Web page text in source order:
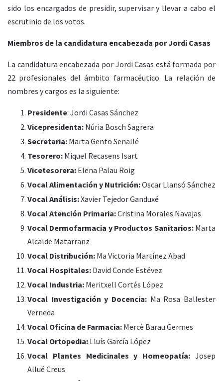
sido los encargados de presidir, supervisar y llevar a cabo el
escrutinio de los votos.
Miembros de la candidatura encabezada por Jordi Casas
La candidatura encabezada por Jordi Casas está formada por
22 profesionales del ámbito farmacéutico. La relación de
nombres y cargos es la siguiente:
Presidente: Jordi Casas Sánchez
Vicepresidenta: Núria Bosch Sagrera
Secretaria: Marta Gento Senallé
Tesorero: Miquel Recasens Isart
Vicetesorera: Elena Palau Roig
Vocal Alimentación y Nutrición:Oscar Llansó Sánchez
Vocal Análisis:Xavier Tejedor Ganduxé
Vocal Atención Primaria:Cristina Morales Navajas
Vocal Dermofarmacia y Productos Sanitarios:Marta
Alcalde Matarranz
Vocal Distribución: Ma Victoria Martínez Abad
Vocal Hospitales: David Conde Estévez
Vocal Industria: Meritxell Cortés López
Vocal Investigación y Docencia: Ma Rosa Ballester
Verneda
Vocal Oficina de Farmacia: Mercè Barau Germes
Vocal Ortopedia: Lluís García López
Vocal Plantes Medicinales y Homeopatía: Josep
Allué Creus